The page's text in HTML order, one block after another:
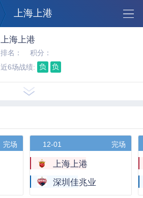
上海上港
上海上港
排名：
积分：
近6场战绩: 负 负
完场 12-01 完场
上海上港
深圳佳兆业